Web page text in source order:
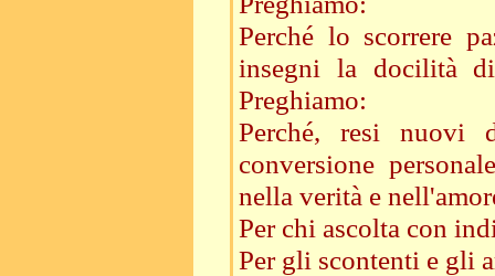
Perché lo scorrere
insegni la docilità
Preghiamo:
Perché, resi nuovi
conversione
nella verità e
Per chi ascolta con
Per gli scontenti e gli